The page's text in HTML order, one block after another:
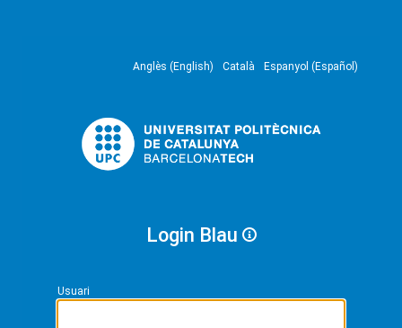
Anglès (English) Català Espanyol (Español)
Login Blau
Usuari